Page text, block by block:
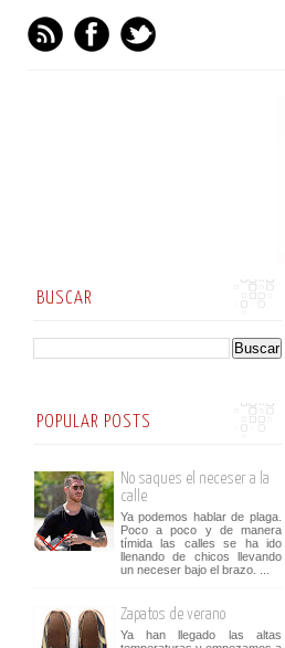
BUSCAR
POPULAR POSTS
No saques el neceser a la
calle
Ya podemos hablar de plaga.
Poco a poco y de manera
tímida las calles se ha ido
llenando de chicos llevando
un neceser bajo el brazo. ...
Zapatos de verano
Ya han llegado las altas